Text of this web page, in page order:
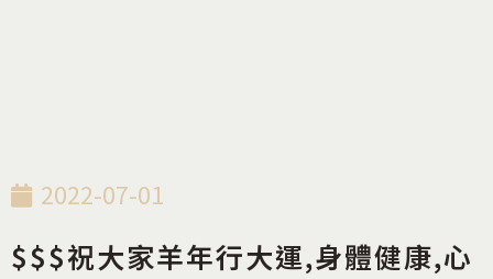
2022-07-01
$$$祝大家羊年行大運,身體健康,心